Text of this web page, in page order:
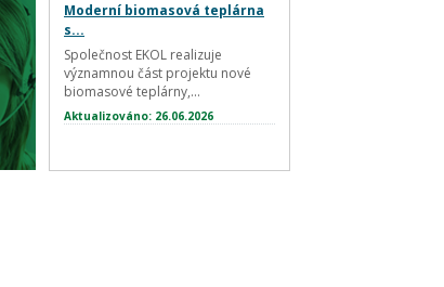
Moderní biomasová teplárna
s...
Společnost EKOL realizuje
významnou část projektu nové
biomasové teplárny,...
Aktualizováno: 26.06.2026